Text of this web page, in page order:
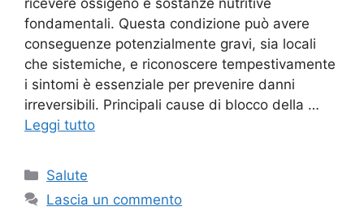
ricevere ossigeno e sostanze nutritive
fondamentali. Questa condizione può avere
conseguenze potenzialmente gravi, sia locali
che sistemiche, e riconoscere tempestivamente
i sintomi è essenziale per prevenire danni
irreversibili. Principali cause di blocco della …
Leggi tutto
Categorie
Salute
Lascia un commento